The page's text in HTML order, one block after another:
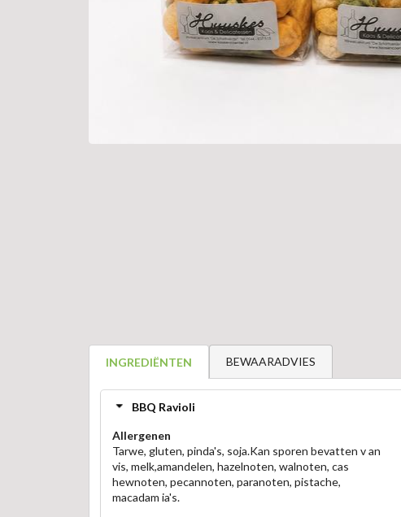
INGREDIËNTEN BEWAARADVIES
BBQ Ravioli
Allergenen
Tarwe, gluten, pinda's, soja.Kan sporen bevatten v an
vis, melk,amandelen, hazelnoten, walnoten, cas
hewnoten, pecannoten, paranoten, pistache,
macadam ia's.